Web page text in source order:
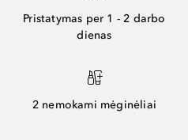
Pristatymas per 1 - 2 darbo
dienas
2 nemokami mėginėliai